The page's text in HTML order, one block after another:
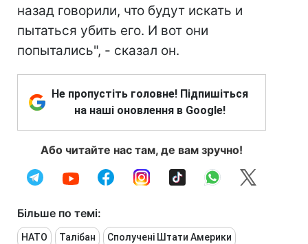
назад говорили, что будут искать и
пытаться убить его. И вот они
попытались", - сказал он.
Не пропустіть головне! Підпишіться
на наші оновлення в Google!
Або читайте нас там, де вам зручно!
Більше по темі:
НАТО Талібан Сполучені Штати Америки